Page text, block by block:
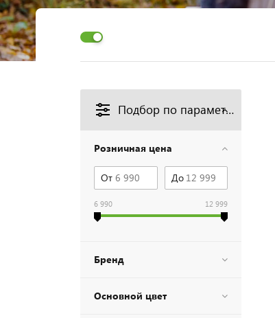
Подбор по параметрам
Розничная цена
От До
6 990 12 999
Бренд
Основной цвет